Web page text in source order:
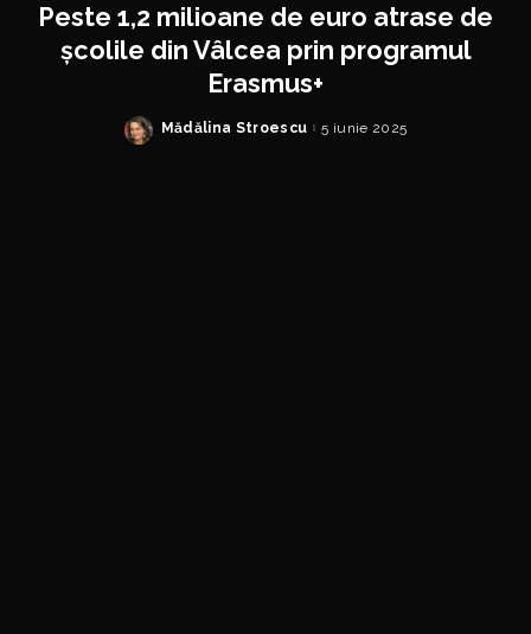
Peste 1,2 milioane de euro atrase de
școlile din Vâlcea prin programul
Erasmus+
Posted
Mădălina Stroescu 5 iunie 2025